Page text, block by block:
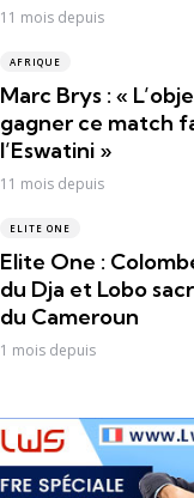
11 mois depuis
AFRIQUE
Marc Brys : «
gagner ce match
l’Eswatini »
11 mois depuis
ELITE ONE
Elite One :
du Dja et Lobo
du Cameroun
1 mois depuis